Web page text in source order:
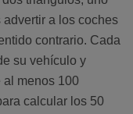
advertir a los coches
contrario. Cada
su vehículo y
menos 100
calcular los 50